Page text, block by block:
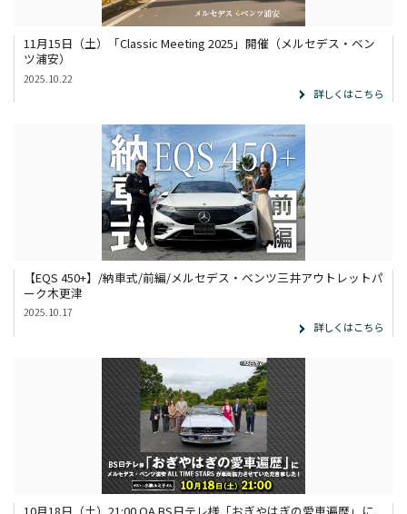
11月15日（土）「Classic Meeting 2025」開催（メルセデス・ベン
ツ浦安）
2025.10.22
詳しくはこちら
【EQS 450+】/納車式/前編/メルセデス・ベンツ三井アウトレットパ
ーク木更津
2025.10.17
詳しくはこちら